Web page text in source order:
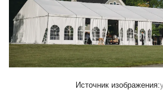
Источник изображения: